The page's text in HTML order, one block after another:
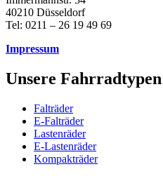
40210 Düsseldorf
Tel: 0211 – 26 19 49 69
Impressum
Unsere Fahrradtypen
Falträder
E-Falträder
Lastenräder
E-Lastenräder
Kompakträder